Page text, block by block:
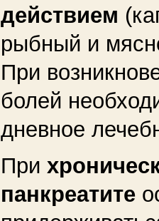
действием
рыбный и
При
болей
дневное
При
панкреатите